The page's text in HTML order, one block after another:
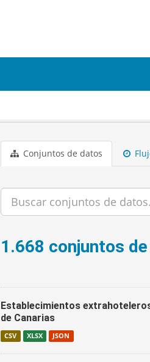
Conjuntos de datos
1.668 conjuntos
Establecimientos
de Canarias
CSV XLSX JSON